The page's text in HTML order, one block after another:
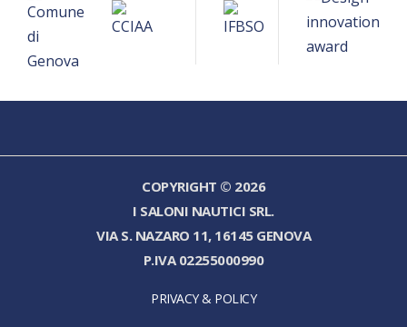
COPYRIGHT © 2026
I SALONI NAUTICI SRL.
VIA S. NAZARO 11, 16145 GENOVA
P.IVA 02255000990
PRIVACY & POLICY